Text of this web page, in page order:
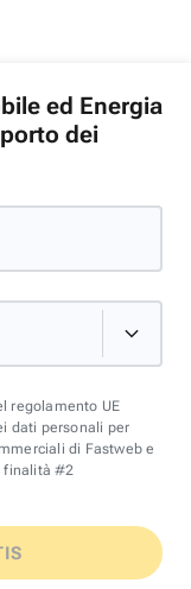
ed Energia
dei
regolamento UE
dati personali per
di Fastweb e
finalità #2